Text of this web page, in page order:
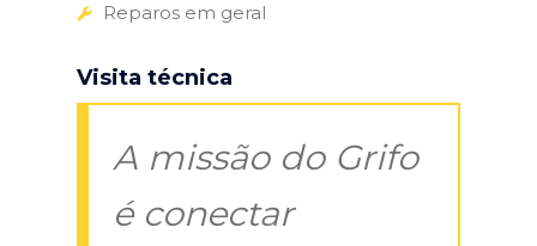
Reparos em geral
Visita técnica
A missão do Grifo
é conectar